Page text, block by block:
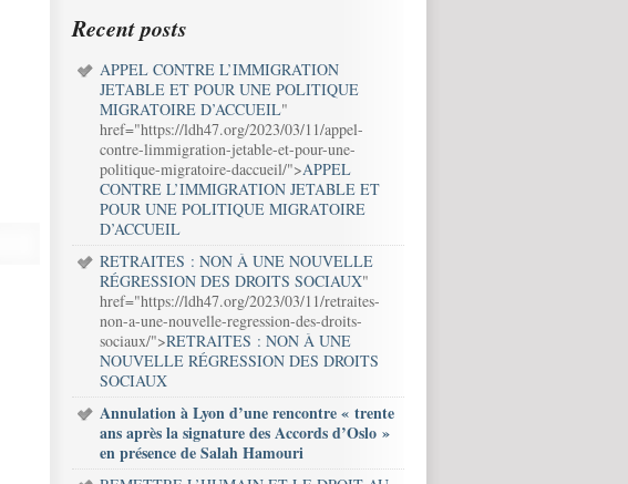
Recent posts
APPEL CONTRE L’IMMIGRATION
JETABLE ET POUR UNE POLITIQUE
MIGRATOIRE D’ACCUEIL"
href="https://ldh47.org/2023/03/11/appel-
contre-limmigration-jetable-et-pour-une-
politique-migratoire-daccueil/">APPEL
CONTRE L’IMMIGRATION JETABLE ET
POUR UNE POLITIQUE MIGRATOIRE
D’ACCUEIL
RETRAITES : NON À UNE NOUVELLE
RÉGRESSION DES DROITS SOCIAUX"
href="https://ldh47.org/2023/03/11/retraites-
non-a-une-nouvelle-regression-des-droits-
sociaux/">RETRAITES : NON À UNE
NOUVELLE RÉGRESSION DES DROITS
SOCIAUX
Annulation à Lyon d’une rencontre « trente
ans après la signature des Accords d’Oslo »
en présence de Salah Hamouri